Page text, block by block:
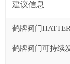
建议信息
鹤牌阀门
鹤牌阀门可持续